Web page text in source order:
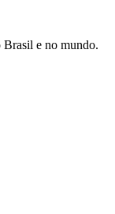
Brasil e no mundo.